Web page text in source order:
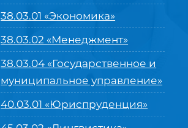
38.03.01 «Экономика»
38.03.02 «Менеджмент»
38.03.04 «Государственное и
муниципальное управление»
40.03.01 «Юриспруденция»